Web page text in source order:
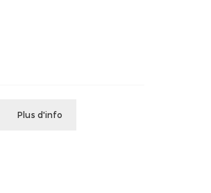
Plus d'info